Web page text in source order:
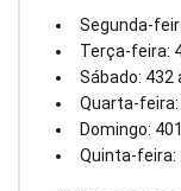
Segunda-
Terça-feira:
Sábado:
Quarta-
Domingo:
Quinta-feira: